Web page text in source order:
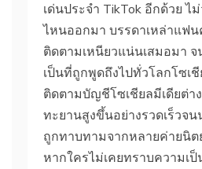
เด่นประจำ TikTok อีกด้วย ไ
ไหนออกมา บรรดาเหล่าแฟ
ติดตามเหนียวแน่นเสมอมา จ
เป็นที่ถูกพูดถึงไปทั่วโลกโซเชี
ติดตามบัญชีโซเชียลมีเดียต่า
ทะยานสูงขึ้นอย่างรวดเร็วจน
ถูกทาบทามจากหลายค่ายนิต
หากใครไม่เคยทราบความเป็